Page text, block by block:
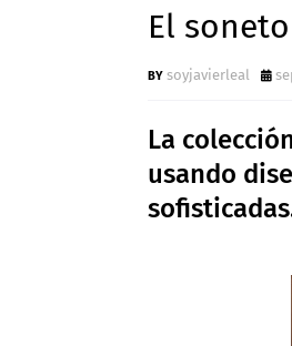
El
soyjavierleal
La
usando